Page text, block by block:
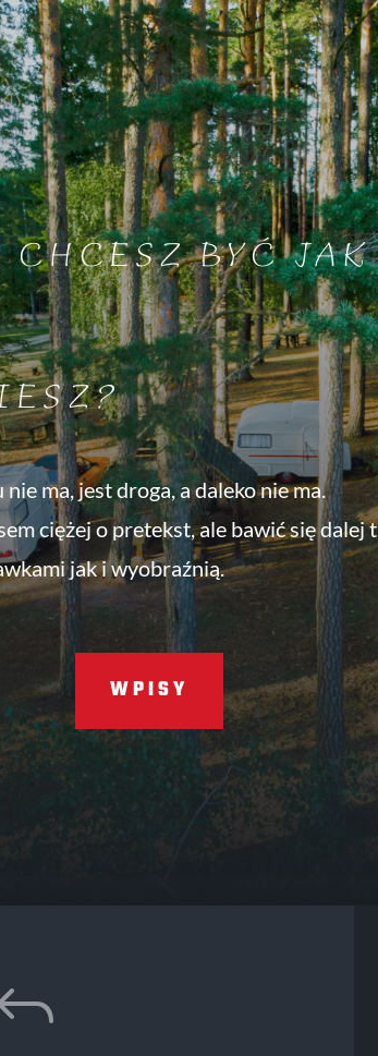
BYĆ JAK
nie ma, jest droga, a daleko nie ma.
ciężej o pretekst, ale bawić się dalej
jak i wyobraźnią.
WPISY